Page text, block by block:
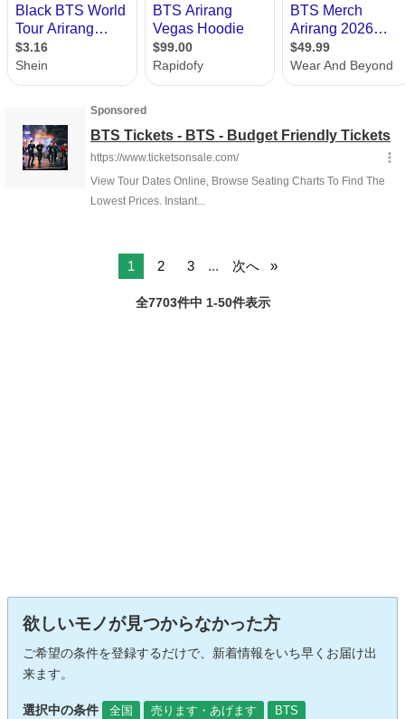
1 2 3 ... 次へ
全7703件中 1-50件表示
欲しいモノが見つからなかった方
ご希望の条件を登録するだけで、新着情報をいち早くお届け出
来ます。
選択中の条件 全国 売ります・あげます BTS